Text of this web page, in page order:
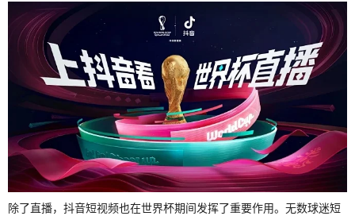
除了直播，抖音短视频也在世界杯期间发挥了重要作用。无数球迷短